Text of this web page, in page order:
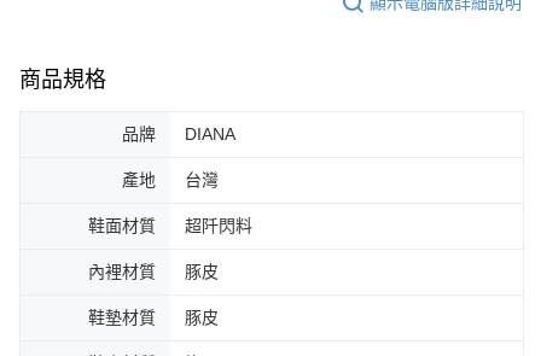
商品規格
品牌 DIANA
產地 台灣
鞋面材質 超阡閃料
內裡材質 豚皮
鞋墊材質 豚皮